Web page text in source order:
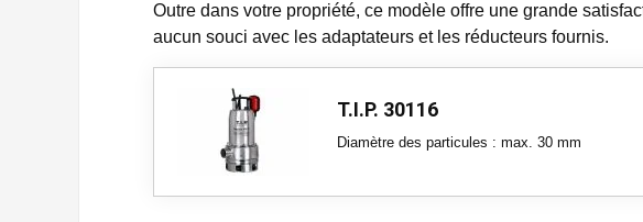
Outre dans votre propriété, ce modèle offre une grande
aucun souci avec les adaptateurs et les réducteurs fournis.
T.I.P. 30116
Diamètre des particules : max. 30 mm